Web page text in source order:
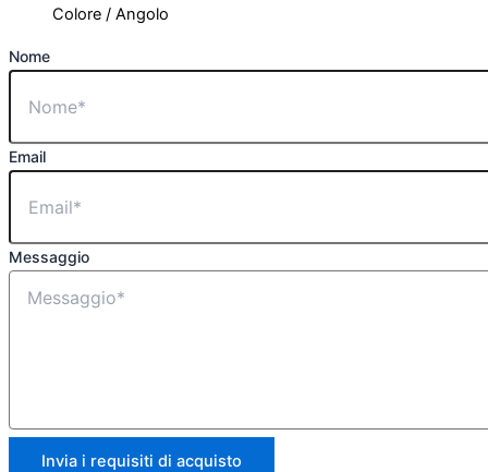
Colore / Angolo
Nome
Email
Messaggio
Invia i requisiti di acquisto